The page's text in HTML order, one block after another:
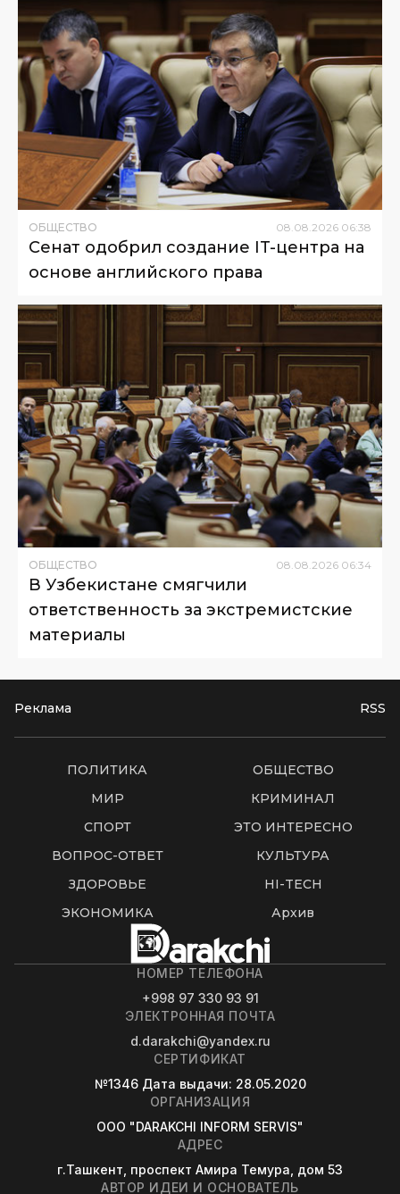
ОБЩЕСТВО 08 08 2026 06:38
Сенат одобрил создание IT-центра на
основе английского права
ОБЩЕСТВО 08.08.2026 06:34
В Узбекистане смягчили
ответственность за экстремистские
материалы
Реклама RSS
ПОЛИТИКА
ОБЩЕСТВО
МИР
КРИМИНАЛ
СПОРТ
ЭТО ИНТЕРЕСНО
ВОПРОС-ОТВЕТ
КУЛЬТУРА
ЗДОРОВЬЕ
HI-TECH
ЭКОНОМИКА
Архив
НОМЕР ТЕЛЕФОНА
+998 97 330 93 91
ЭЛЕКТРОННАЯ ПОЧТА
d.darakchi@yandex.ru
СЕРТИФИКАТ
№1346 Дата выдачи: 28.05.2020
ОРГАНИЗАЦИЯ
OOO "DARAKCHI INFORM SERVIS"
АДРЕС
г.Ташкент, проспект Амира Темура, дом 53
АВТОР ИДЕИ И ОСНОВАТЕЛЬ